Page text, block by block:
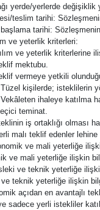
yerde/yerlerde değişiklik
teslim tarihi:
başlama tarihi:
ve yeterlik kriterleri:
ve yeterlik kriterlerine
mektubu.
vermeye yetkili
Tüzel kişilerde; isteklilerin
Vekâleten ihaleye katılma
teminat.
iş ortaklığı olması
malı teklif edenler
ve mali yeterliğe
ve mali yeterliğe ilişkin
ve teknik yeterliğe
teknik yeterliğe ilişkin
açıdan en avantajlı
sadece yerli istekliler